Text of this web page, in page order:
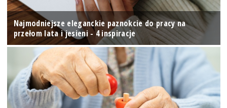
Najmodniejsze eleganckie paznokcie do pracy na
przełom lata i jesieni - 4 inspiracje